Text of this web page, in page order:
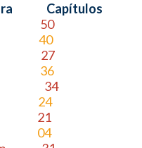
Capítulos
50
40
27
36
34
24
21